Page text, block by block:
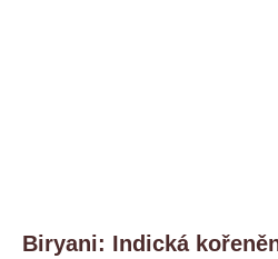
Biryani: Indická